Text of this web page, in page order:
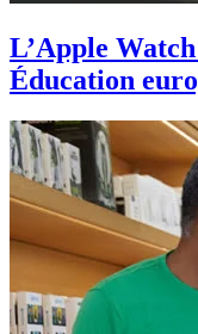
L’Apple
Éducation